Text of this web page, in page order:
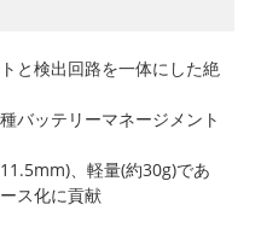
と検出回路を一体にした絶
バッテリーマネージメント
、軽量(約30g)であ
ス化に貢献